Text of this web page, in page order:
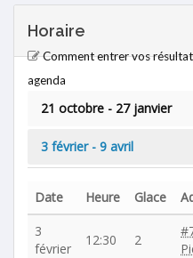
Horaire
Comment entrer vos
agenda
21 octobre - 27 janvier
3 février - 9 avril
Date Heure Glace
3
février
12:30 2